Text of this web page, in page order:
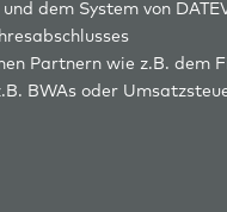
dem System von
Partnern wie z.B. dem
BWAs oder